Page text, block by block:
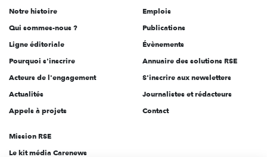
l'engagement
Notre histoire
Qui sommes-nous ?
Ligne éditoriale
Pourquoi s'inscrire
Acteurs de l'engagement
Actualités
Appels à projets
Emplois
Publications
Évènements
Annuaire des solutions RSE
S'inscrire aux newsletters
Journalistes et rédacteurs
Contact
Mission RSE
Le kit média Carenews